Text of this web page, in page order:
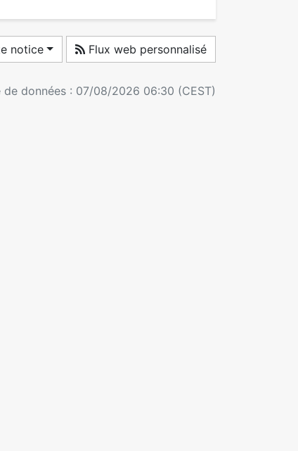
notice Flux web personnalisé
données : 07/08/2026 06:30 (CEST)